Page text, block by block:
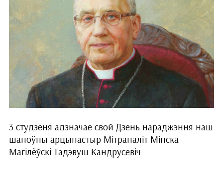
3 студзеня адзначае свой Дзень нараджэння наш
шаноўны арцыпастыр Мітрапаліт Мінска-
Магілёўскі Тадэвуш Кандрусевіч